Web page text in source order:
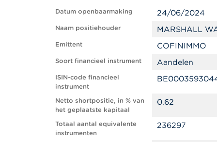
Datum openbaarmaking 24/06/2024
Naam positiehouder MARSHALL
Emittent COFINIMMO
Soort financieel instrument Aandelen
ISIN-code financieel
instrument
Netto shortpositie, in % van
het geplaatste kapitaal
0.62
Totaal aantal equivalente
instrumenten
236297